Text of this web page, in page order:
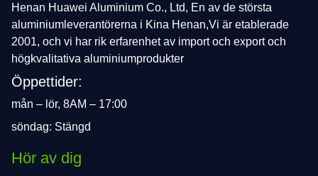
Henan Huawei Aluminium Co., Ltd, En av de största
aluminiumleverantörerna i Kina Henan,Vi är etablerade
2001, och vi har rik erfarenhet av import och export och
högkvalitativa aluminiumprodukter
Öppettider:
mån – lör, 8AM – 17:00
söndag: Stängd
Hör av dig